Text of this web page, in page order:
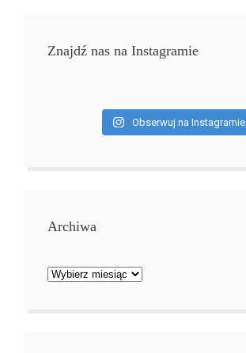
Znajdź nas na Instagramie
Obserwuj na Instagramie
Archiwa
Archiwa